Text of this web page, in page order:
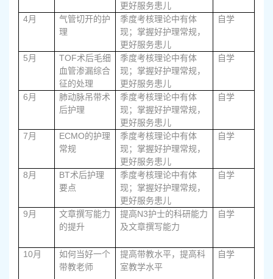
更好服务患儿
4月
气管切开的护
理
季度考核理论中有体
现；掌握好护理常规，
更好服务患儿
自学
5 月 TOF术后毛细
血管渗漏综合
征的处理
季度考核理论中有体
现；掌握好护理常规，
更好服务患儿
自学
6 月
肺动脉吊带术
后护理
季度考核理论中有体
现；掌握好护理常规，
更好服务患儿
自学
7 月 ECMO的护理
常规
季度考核理论中有体
现；掌握好护理常规，
更好服务患儿
自学
8 月 BT术后护理
要点
季度考核理论中有体
现；掌握好护理常规，
更好服务患儿
自学
9 月
文章撰写能力
的提升
提高N3护士的科研能力
及文章撰写能力
自学
10月
如何当好一个
带教老师
提高带教水平，提高科
室教学水平
自学